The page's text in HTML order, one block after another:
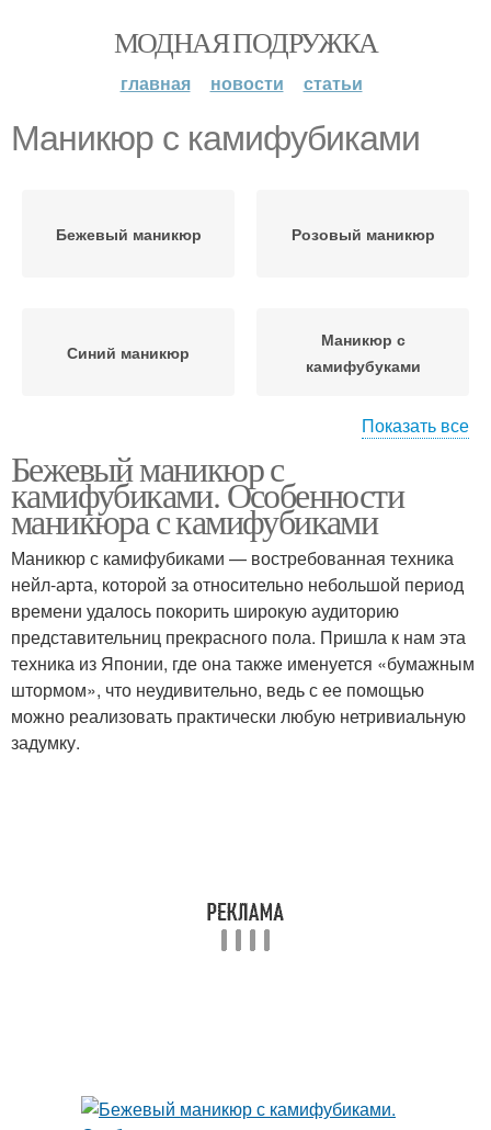
МОДНАЯ ПОДРУЖКА
главная новости статьи
Маникюр с камифубиками
Бежевый маникюр Розовый маникюр
Синий маникюр
Маникюр с
камифубуками
Маникюр на короткие
ногти
Ногти с камифубиками
Модный маникюр Бордовый маникюр
Матовый маникюр Красивый маникюр
Показать все
Бежевый маникюр с
камифубиками. Особенности
маникюра с камифубиками
Маникюр с камифубиками — востребованная техника
нейл-арта, которой за относительно небольшой период
времени удалось покорить широкую аудиторию
представительниц прекрасного пола. Пришла к нам эта
техника из Японии, где она также именуется «бумажным
штормом», что неудивительно, ведь с ее помощью
можно реализовать практически любую нетривиальную
задумку.